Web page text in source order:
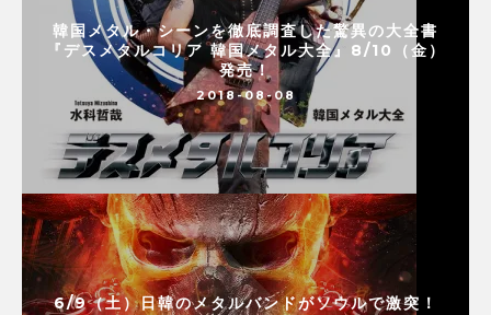
韓国メタル・シーンを徹底調査した驚異の大全書
『デスメタルコリア 韓国メタル大全』8/10（金）
発売！
2018-08-08
6/9（土）日韓のメタルバンドがソウルで激突！